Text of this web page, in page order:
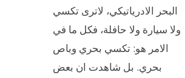
البحر الادرياتيكي، لاترى تكسي
ولا سيارة ولا حافلة، فكل ما في
الامر هو: تكسي بحري وباص
بحري. بل شاهدت ان بعض